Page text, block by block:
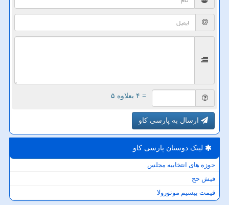
= ۴ بعلاوه ۵
ارسال به پارسی کاو
لینک دوستان پارسی كاو
حوزه های انتخابیه مجلس
فیش حج
قیمت بیسیم موتورولا